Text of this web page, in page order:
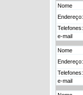
Nome
Endereço:
Telefones:
e-mail
Nome
Endereço:
Telefones:
e-mail